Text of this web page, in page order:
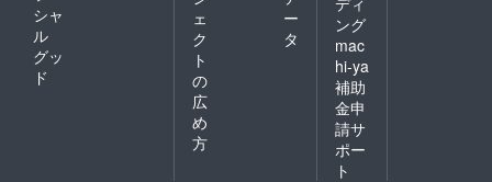
シャ
ル
グッ
ド
ェ
ク
ト
の
広
め
方
ー
タ
ング
mac
hi-ya
補助
金申
請サ
ポー
ト